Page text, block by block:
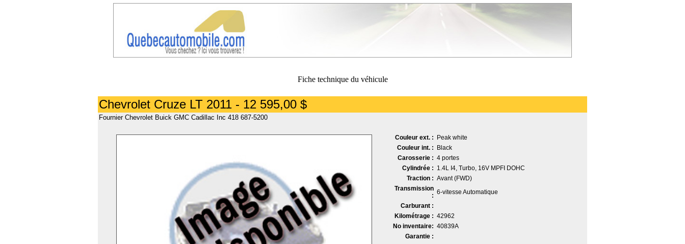
Fiche technique du véhicule
Chevrolet Cruze LT 2011 - 12 595,00 $
Fournier Chevrolet Buick GMC Cadillac Inc 418 687-5200
Couleur ext. :
Peak white
Couleur int. :
Black
Carosserie : 4 portes
Cylindrée : 1.4L I4, Turbo, 16V MPFI DOHC
Traction : Avant (FWD)
Transmission
: 6-vitesse Automatique
Carburant :
Kilométrage : 42962
No inventaire: 40839A
Garantie :